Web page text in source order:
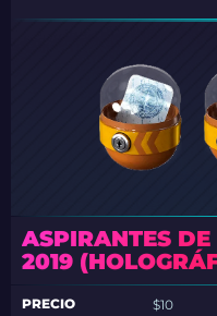
ASPIRANTES
2019
PRECIO
$10